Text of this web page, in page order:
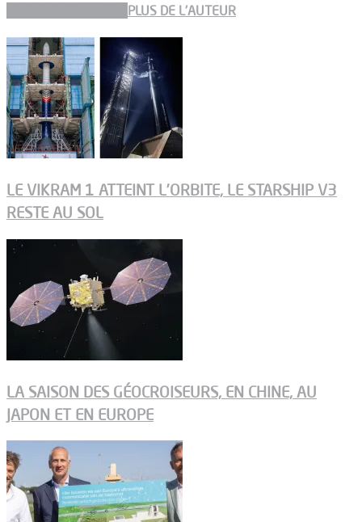
PLUS DE L'AUTEUR
LE VIKRAM 1 ATTEINT L’ORBITE, LE STARSHIP V3
RESTE AU SOL
LA SAISON DES GÉOCROISEURS, EN CHINE, AU
JAPON ET EN EUROPE